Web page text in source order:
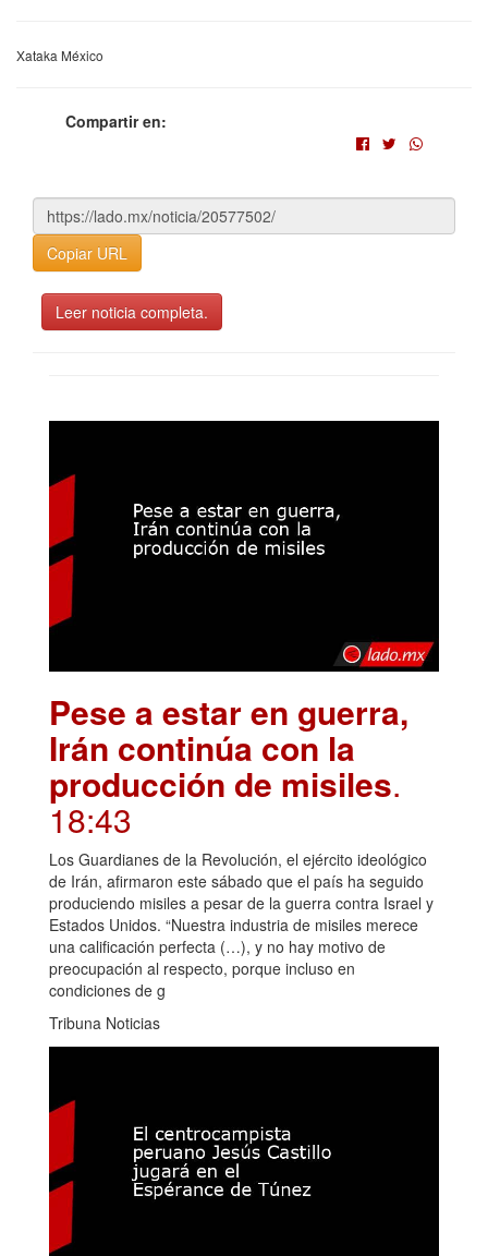
Xataka México
Compartir en:
Copiar URL
Leer noticia completa.
Pese a estar en guerra,
Irán continúa con la
producción de misiles.
18:43
Los Guardianes de la Revolución, el ejército ideológico
de Irán, afirmaron este sábado que el país ha seguido
produciendo misiles a pesar de la guerra contra Israel y
Estados Unidos. “Nuestra industria de misiles merece
una calificación perfecta (…), y no hay motivo de
preocupación al respecto, porque incluso en
condiciones de g
Tribuna Noticias